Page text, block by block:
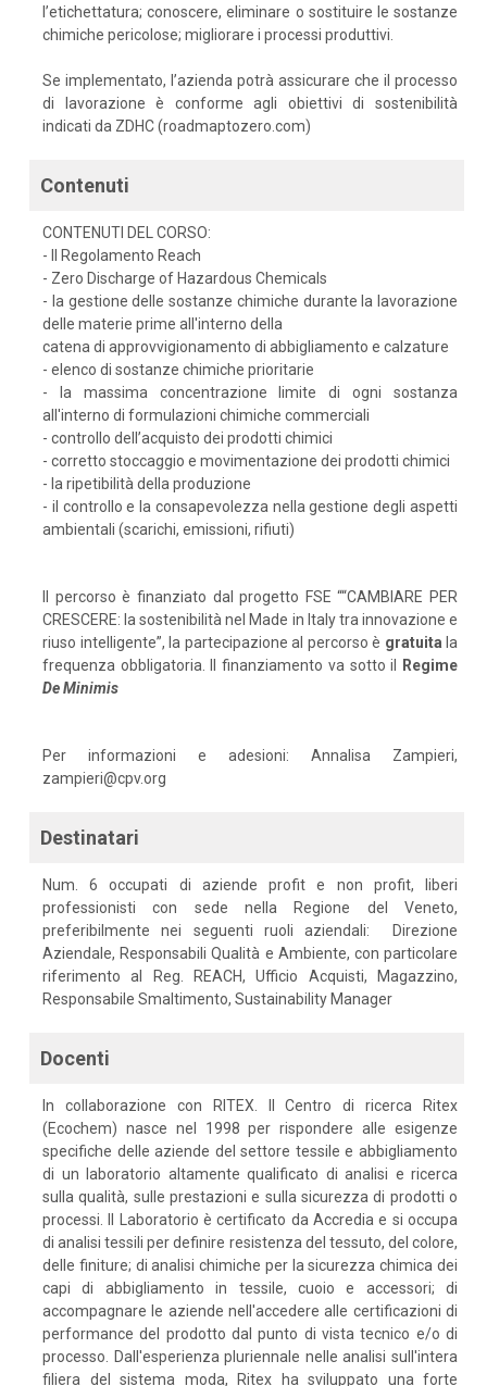
l’etichettatura; conoscere, eliminare o sostituire le sostanze
chimiche pericolose; migliorare i processi produttivi.
Se implementato, l’azienda potrà assicurare che il processo
di lavorazione è conforme agli obiettivi di sostenibilità
indicati da ZDHC (roadmaptozero.com)
Contenuti
CONTENUTI DEL CORSO:
- Il Regolamento Reach
- Zero Discharge of Hazardous Chemicals
- la gestione delle sostanze chimiche durante la lavorazione
delle materie prime all'interno della
catena di approvvigionamento di abbigliamento e calzature
- elenco di sostanze chimiche prioritarie
- la massima concentrazione limite di ogni sostanza
all'interno di formulazioni chimiche commerciali
- controllo dell’acquisto dei prodotti chimici
- corretto stoccaggio e movimentazione dei prodotti chimici
- la ripetibilità della produzione
- il controllo e la consapevolezza nella gestione degli aspetti
ambientali (scarichi, emissioni, rifiuti)
Il percorso è finanziato dal progetto FSE ““CAMBIARE PER
CRESCERE: la sostenibilità nel Made in Italy tra innovazione e
riuso intelligente”, la partecipazione al percorso è gratuita la
frequenza obbligatoria. Il finanziamento va sotto il
Regime
DeMinimis
Per informazioni e adesioni: Annalisa Zampieri,
zampieri@cpv.org
Destinatari
Num. 6 occupati di aziende profit e non profit, liberi
professionisti con sede nella Regione del Veneto,
preferibilmente nei seguenti ruoli aziendali: Direzione
Aziendale, Responsabili Qualità e Ambiente, con particolare
riferimento al Reg. REACH, Ufficio Acquisti, Magazzino,
Responsabile Smaltimento, Sustainability Manager
Docenti
In collaborazione con RITEX. Il Centro di ricerca Ritex
(Ecochem) nasce nel 1998 per rispondere alle esigenze
specifiche delle aziende del settore tessile e abbigliamento
di un laboratorio altamente qualificato di analisi e ricerca
sulla qualità, sulle prestazioni e sulla sicurezza di prodotti o
processi. Il Laboratorio è certificato da Accredia e si occupa
di analisi tessili per definire resistenza del tessuto, del colore,
delle finiture; di analisi chimiche per la sicurezza chimica dei
capi di abbigliamento in tessile, cuoio e accessori; di
accompagnare le aziende nell'accedere alle certificazioni di
performance del prodotto dal punto di vista tecnico e/o di
processo. Dall'esperienza pluriennale nelle analisi sull'intera
filiera del sistema moda, Ritex ha sviluppato una forte